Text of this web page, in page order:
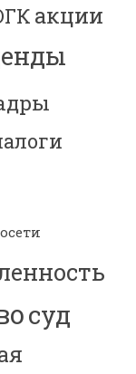
акции
суд